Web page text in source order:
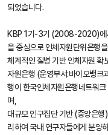
되었습니다.
KBP 1기-3기 (2008-2020)에
을 중심으로 인체자원단위은행
체계적인 질병 기반 인체자원 확
자원은행 (운영부서:바이오뱅크
행이 한국인체자원은행네트워
며,
대규모 인구집단 기반 (중앙은
리하여 국내 연구자들에게 분양